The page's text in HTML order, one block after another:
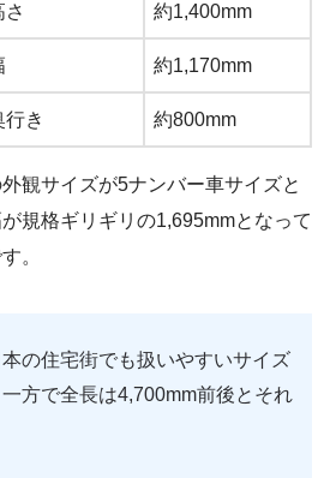
さ 約1,400mm
約1,170mm
行き 約800mm
観サイズが5ナンバー車サイズと
規格ギリギリの1,695mmとなって
。
の住宅街でも扱いやすいサイズ
方で全長は4,700mm前後とそれ